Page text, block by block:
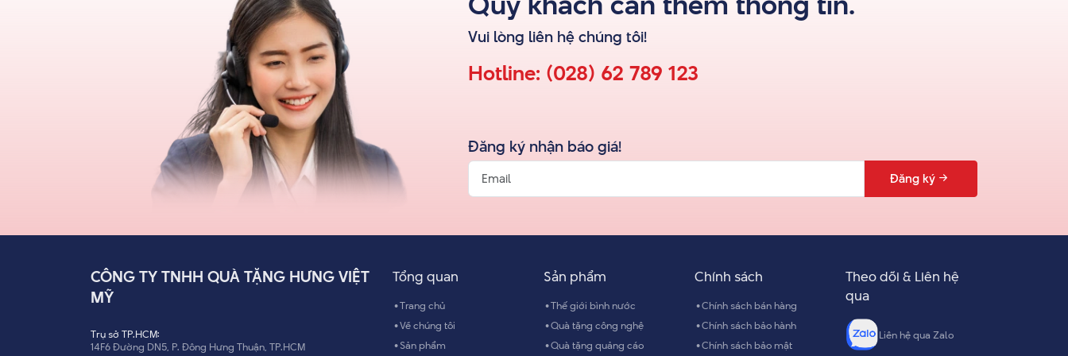
Vui lòng liên hệchúng tôi!
Hotline: (028) 62 789 123
Đăng ký nhận báo giá!
Đăng ký
CÔNG TY TNHH QUÀ TẶNG HƯNG VIỆT
MỸ
Trụ sở TP.HCM:
14F6 Đường DN5, P. Đông Hưng Thuận, TP.HCM
Tổng quan
Trang chủ
Về chúng tôi
Sản phẩm
Sản phẩm
Thế giới bình nước
Quà tặng công nghệ
Quà tặng quảng cáo
Chính sách
Chính sách bán hàng
Chính sách bảo hành
Chính sách bảo mật
Theo dõi & Liên hệ
qua
Liên hệ qua Zalo